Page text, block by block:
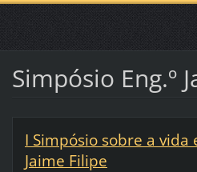
Simpósio Eng.º
I Simpósio sobre a vida
Jaime Filipe